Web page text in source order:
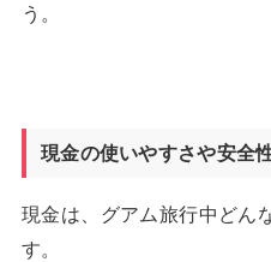
う。
現金の使いやすさや安全
現金は、グアム旅行中どん
す。